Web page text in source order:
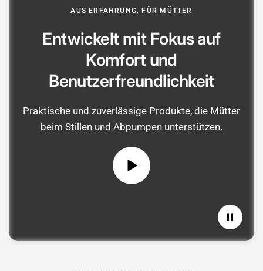
AUS ERFAHRUNG, FÜR MÜTTER
Entwickelt mit Fokus auf
Komfort und
Benutzerfreundlichkeit
Praktische und zuverlässige Produkte, die Mütter
beim Stillen und Abpumpen unterstützen.